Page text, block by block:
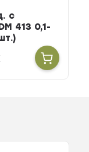
с
413 0,1-